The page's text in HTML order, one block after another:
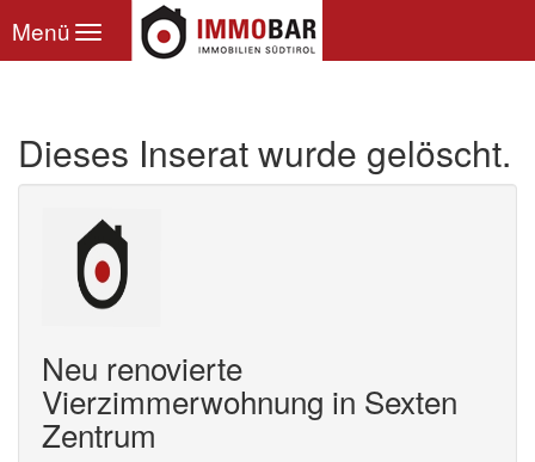
Toggle
navigation
Menü
Dieses Inserat wurde gelöscht.
Neu renovierte
Vierzimmerwohnung in Sexten
Zentrum